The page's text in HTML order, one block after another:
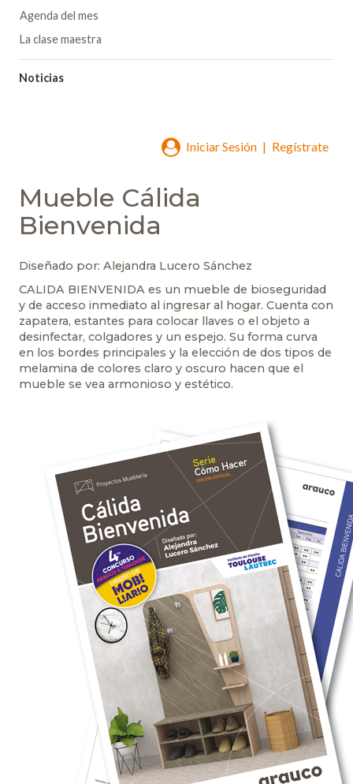
Agenda del mes
La clase maestra
Noticias
Iniciar Sesión | Regístrate
Mueble Cálida
Bienvenida
Diseñado por: Alejandra Lucero Sánchez
CALIDA BIENVENIDA es un mueble de bioseguridad
y de acceso inmediato al ingresar al hogar. Cuenta con
zapatera, estantes para colocar llaves o el objeto a
desinfectar, colgadores y un espejo. Su forma curva
en los bordes principales y la elección de dos tipos de
melamina de colores claro y oscuro hacen que el
mueble se vea armonioso y estético.